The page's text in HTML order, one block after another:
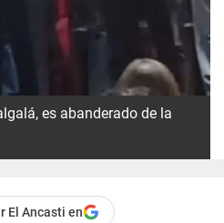
es abanderado de la
El Ancasti en